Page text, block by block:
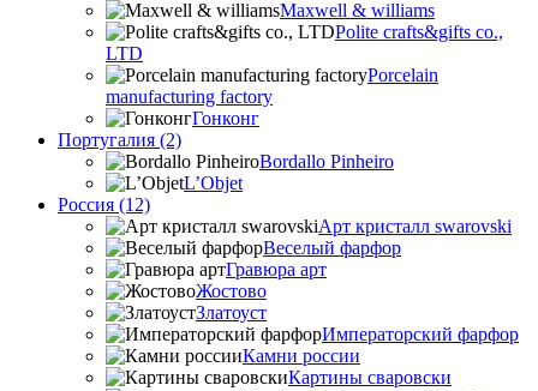
Maxwell & williams
Polite crafts&gifts co.,
LTD
Porcelain
manufacturing factory
Гонконг
Португалия (2)
Bordallo Pinheiro
L’Objet
Россия (12)
Арт кристалл swarovski
Веселый фарфор
Гравюра арт
Жостово
Златоуст
Императорский фарфор
Камни россии
Картины сваровски